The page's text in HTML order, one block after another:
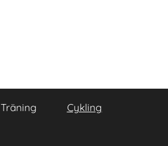
Träning Cykling